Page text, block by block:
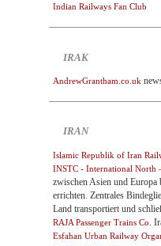
Indian Railways Fan Club
IRAK
AndrewGrantham.co.uk
IRAN
Islamic Republik of Iran
INSTC - International North
zwischen Asien und
errichten. Zentrales
Land transportiert und
RAJA Passenger Trains Co.
Esfahan Urban Railway